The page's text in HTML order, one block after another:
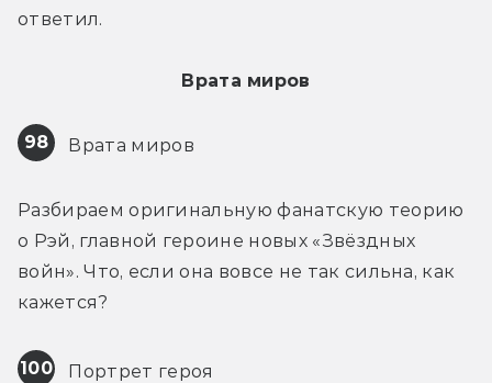
ответил.
Врата миров
98 Врата миров
Разбираем оригинальную фанатскую теорию
о Рэй, главной героине новых «Звёздных
войн». Что, если она вовсе не так сильна, как
кажется?
100 Портрет героя